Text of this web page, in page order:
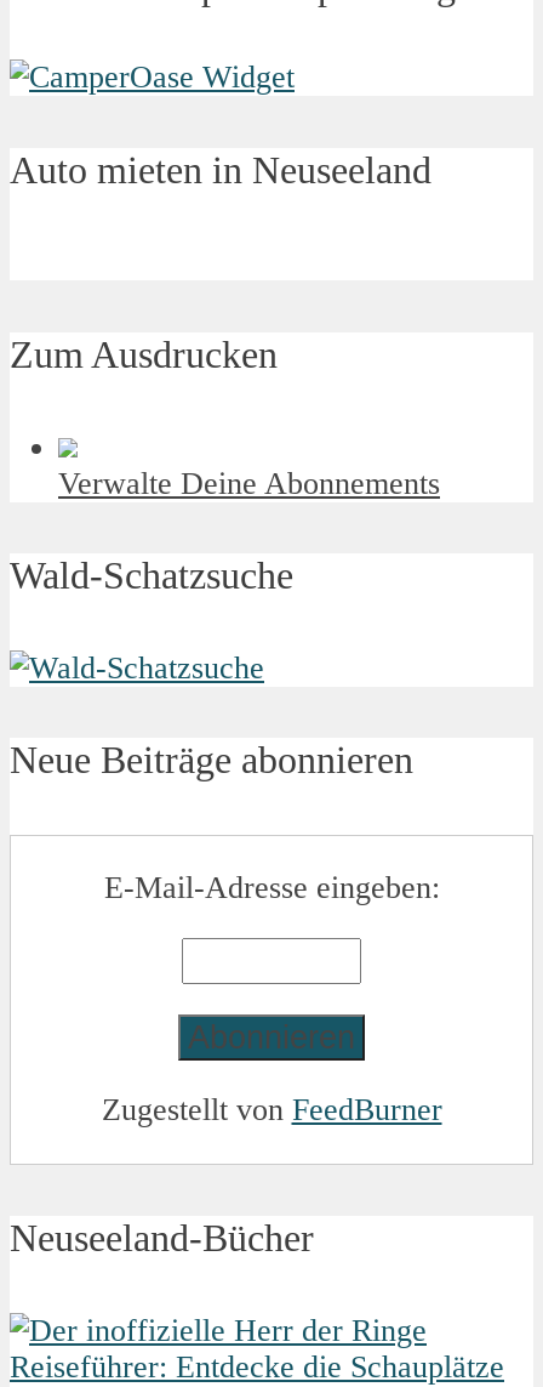
Auto mieten in Neuseeland
Zum Ausdrucken
Verwalte Deine Abonnements
Wald-Schatzsuche
Neue Beiträge abonnieren
E-Mail-Adresse eingeben:
Zugestellt von FeedBurner
Neuseeland-Bücher